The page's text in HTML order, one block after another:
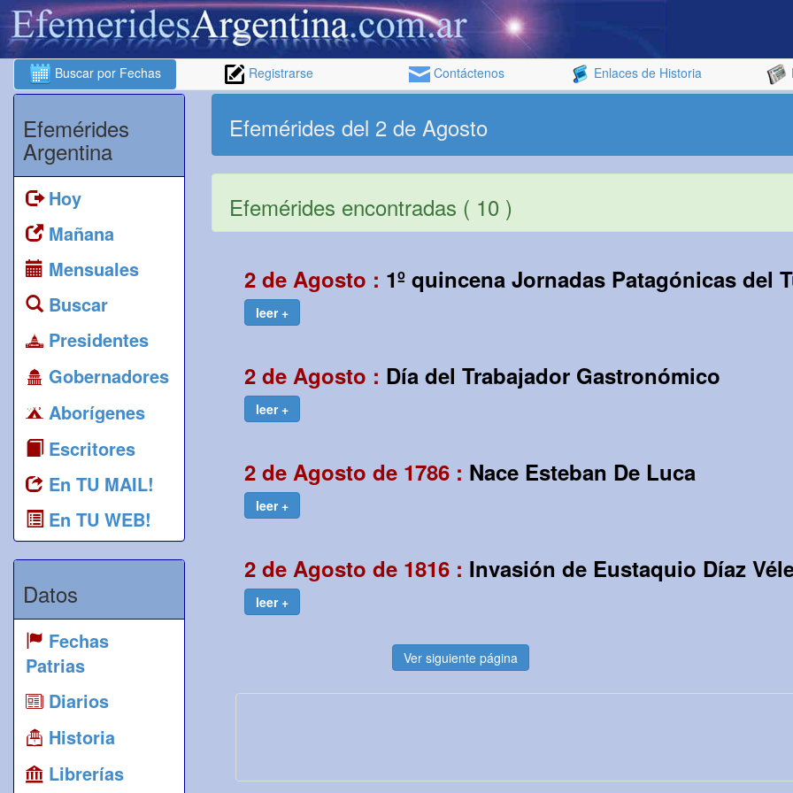
Buscar por Fechas Registrarse Contáctenos Enlaces de Historia
Efemérides
Argentina
Hoy
Mañana
Mensuales
Buscar
Presidentes
Gobernadores
Aborígenes
Escritores
En TU MAIL!
En TU WEB!
Datos
Fechas
Patrias
Diarios
Historia
Librerías
Efemérides del 2 de Agosto
Efemérides encontradas ( 10 )
2 de Agosto : 1º quincena Jornadas Patagónicas del
leer +
2 de Agosto : Día del Trabajador Gastronómico
leer +
2 de Agosto de 1786 : Nace Esteban De Luca
leer +
2 de Agosto de 1816 : Invasión de Eustaquio Díaz
leer +
Ver siguiente página